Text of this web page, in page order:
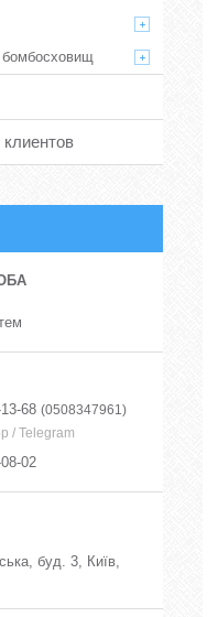
бомбосховищ
68 0508347961
/ Telegram
02
буд. 3, Київ,